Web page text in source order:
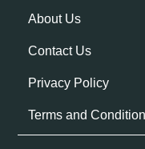
About Us
Contact Us
Privacy Policy
Terms and